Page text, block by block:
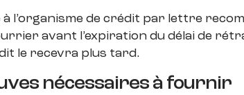
l’organisme de crédit par lettre
avant l’expiration du délai de
le recevra plus tard.
nécessaires à fournir